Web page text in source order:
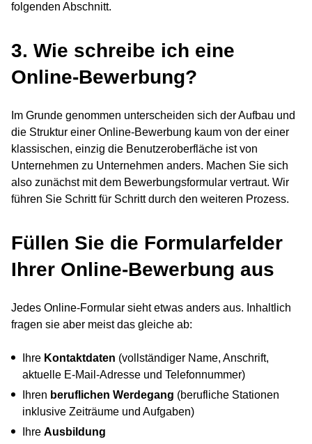
folgenden Abschnitt.
3. Wie schreibe ich eine
Online-Bewerbung?
Im Grunde genommen unterscheiden sich der Aufbau und
die Struktur einer Online-Bewerbung kaum von der einer
klassischen, einzig die Benutzeroberfläche ist von
Unternehmen zu Unternehmen anders. Machen Sie sich
also zunächst mit dem Bewerbungsformular vertraut. Wir
führen Sie Schritt für Schritt durch den weiteren Prozess.
Füllen Sie die Formularfelder
Ihrer Online-Bewerbung aus
Jedes Online-Formular sieht etwas anders aus. Inhaltlich
fragen sie aber meist das gleiche ab:
Ihre Kontaktdaten (vollständiger Name, Anschrift,
aktuelle E-Mail-Adresse und Telefonnummer)
Ihren beruflichen Werdegang (berufliche Stationen
inklusive Zeiträume und Aufgaben)
Ihre Ausbildung